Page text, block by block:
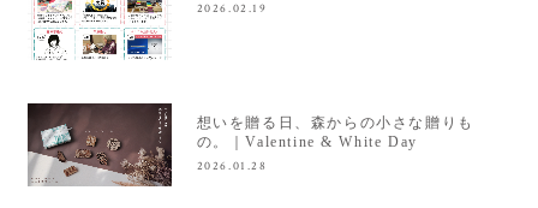
2026.02.19
想いを贈る日、森からの小さな贈りも
の。｜Valentine & White Day
2026.01.28